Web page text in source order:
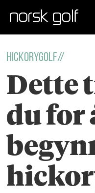
Hickorygolf//
Dette
du for